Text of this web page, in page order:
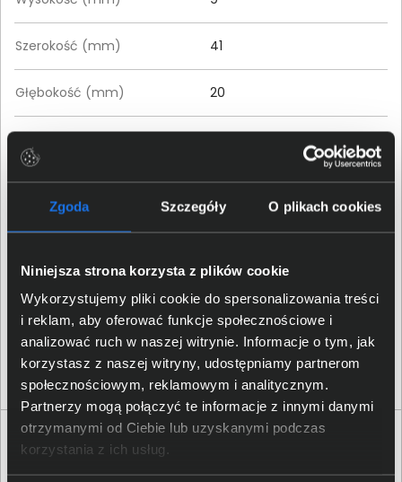
Zgoda Szczegóły O plikach cookies
Niniejsza strona korzysta z plików cookie
Wykorzystujemy pliki cookie do spersonalizowania treści
i reklam, aby oferować funkcje społecznościowe i
analizować ruch w naszej witrynie. Informacje o tym, jak
korzystasz z naszej witryny, udostępniamy partnerom
społecznościowym, reklamowym i analitycznym.
Partnerzy mogą połączyć te informacje z innymi danymi
otrzymanymi od Ciebie lub uzyskanymi podczas
korzystania z ich usług.
Szerokość (mm) 41
Głębokość (mm) 20
Szczegóły dotyczące zgodności produktu z
Dane producenta
TP-LINK POLSKA Sp. z.o.o.;
Ożarowska 40/42, 05-850
link.com
Osoba odpowiedzialna za
produkt
TP-LINK POLSKA Sp. z.o.o.;
Ożarowska 40/42, 05-850
Duchnice;compliance@tp-
link.com
Opinie o produkcie TP-Link Archer T2U